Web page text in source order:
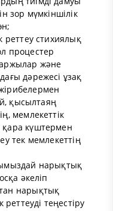
зор мүмкіншілік
реттеу стихиялық
процестер
және
дәрежесі ұзақ
қысылтаяң
мемлекеттік
күштермен
тек мемлекеттің
нарықтық
әкеліп
нарықтық
реттеуді теңестіру